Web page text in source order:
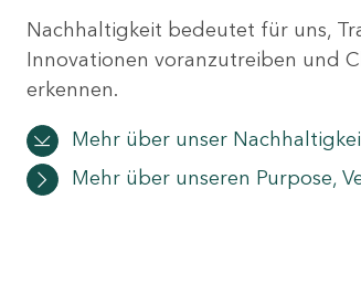
Nachhaltigkeit bedeutet für uns,
Innovationen voranzutreiben und
erkennen.
Mehr über unser
Mehr über unseren Purpose,